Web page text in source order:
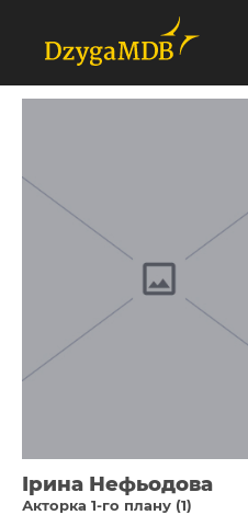
Ірина Нефьодова
Акторка 1-го плану (1)